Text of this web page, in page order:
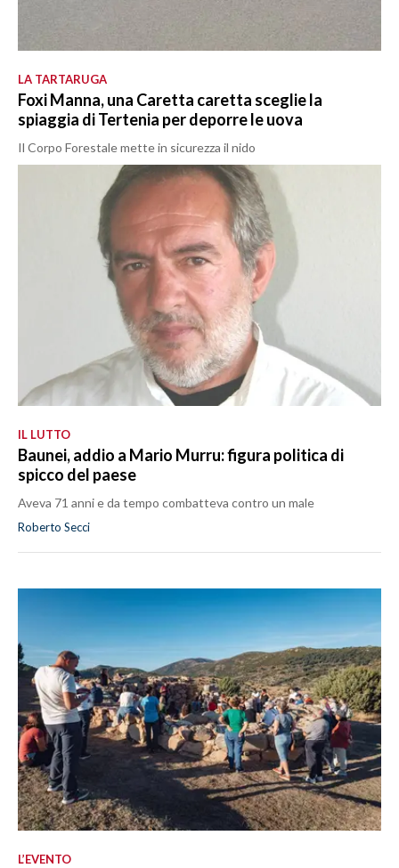
LA TARTARUGA
Foxi Manna, una Caretta caretta sceglie la
spiaggia di Tertenia per deporre le uova
Il Corpo Forestale mette in sicurezza il nido
IL LUTTO
Baunei, addio a Mario Murru: figura politica di
spicco del paese
Aveva 71 anni e da tempo combatteva contro un male
Roberto Secci
L’EVENTO